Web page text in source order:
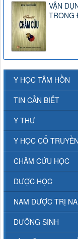
VẬN
TRONG
Y HỌC TÂM HỒN
TIN CẦN BIẾT
Y THƯ
Y HỌC CỔ TRUYỀN
CHÂM CỨU HỌC
DƯỢC HỌC
NAM DƯỢC TRỊ
DƯỠNG SINH